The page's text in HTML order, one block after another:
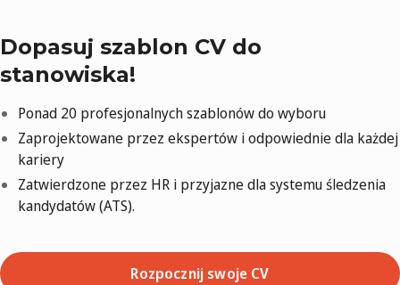
Dopasuj szablon CV do
stanowiska!
Ponad 20 profesjonalnych szablonów do wyboru
Zaprojektowane przez ekspertów i odpowiednie dla każdej
kariery
Zatwierdzone przez HR i przyjazne dla systemu śledzenia
kandydatów (ATS).
Rozpocznij swoje CV